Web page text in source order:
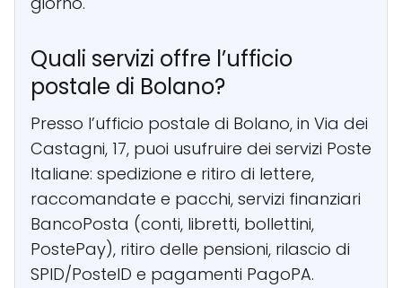
Quali servizi offre l’ufficio
postale di Bolano?
Presso l’ufficio postale di Bolano, in Via dei
Castagni, 17, puoi usufruire dei servizi Poste
Italiane: spedizione e ritiro di lettere,
raccomandate e pacchi, servizi finanziari
BancoPosta (conti, libretti, bollettini,
PostePay), ritiro delle pensioni, rilascio di
SPID/PosteID e pagamenti PagoPA.